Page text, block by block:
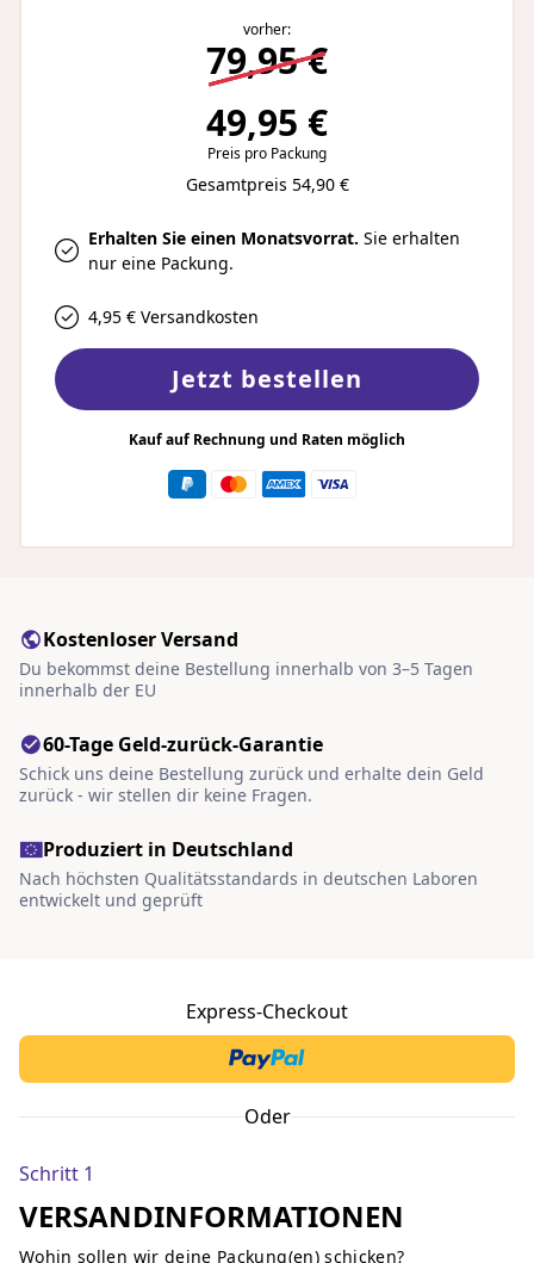
vorher:
79,95 €
49,95 €
Preis pro Packung
Gesamtpreis 54,90 €
Erhalten Sie einen Monatsvorrat. Sie erhalten
nur eine Packung.
4,95 € Versandkosten
Jetzt bestellen
Kauf auf Rechnung und Raten möglich
Kostenloser Versand
Du bekommst deine Bestellung innerhalb von 3–5 Tagen
innerhalb der EU
60-Tage Geld-zurück-Garantie
Schick uns deine Bestellung zurück und erhalte dein Geld
zurück - wir stellen dir keine Fragen.
Produziert in Deutschland
Nach höchsten Qualitätsstandards in deutschen Laboren
entwickelt und geprüft
Express-Checkout
Oder
Schritt 1
VERSANDINFORMATIONEN
Wohin sollen wir deine Packung(en) schicken?